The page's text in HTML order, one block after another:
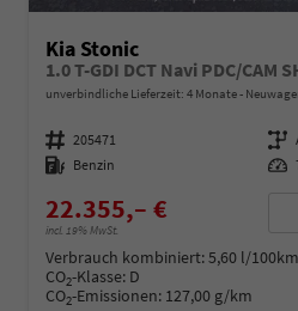
Kia Stonic
1.0 T-GDI DCT Navi PDC/CAM
unverbindliche Lieferzeit: 4 Monate
Fahrzeugnummer 205471 Getriebe
Kraftstoff Benzin Leistung
22.355,– €
incl. 19% MwSt.
Verbrauch kombiniert:5,60 l/100km
CO2-Klasse: D
CO2-Emissionen: 127,00 g/km